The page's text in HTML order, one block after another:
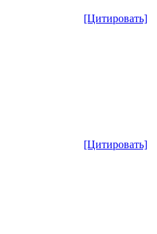
[Цитировать]
[Цитировать]